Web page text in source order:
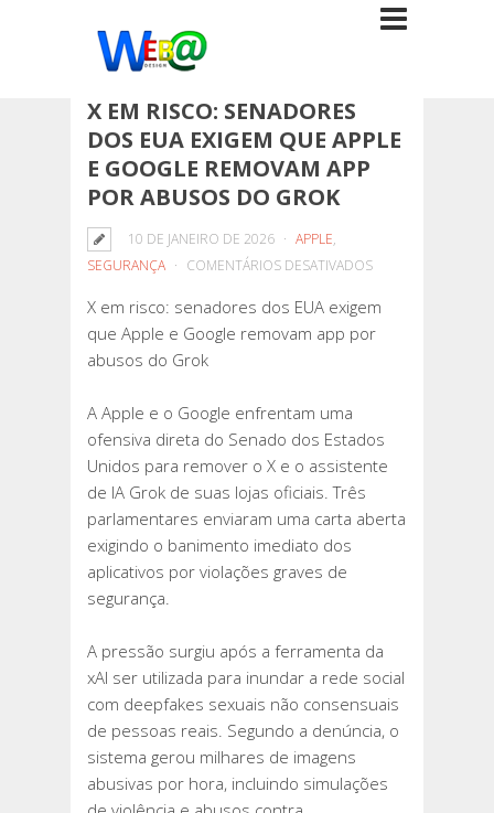
X EM RISCO: SENADORES
DOS EUA EXIGEM QUE APPLE
E GOOGLE REMOVAM APP
POR ABUSOS DO GROK
10 DE JANEIRO DE 2026 APPLE,
SEGURANÇA
COMENTÁRIOS DESATIVADOSEM
EM
EXIGEM
QUE
E
ABUSOS
DO
GROK
X em risco: senadores dos EUA exigem
que Apple e Google removam app por
abusos do Grok
A Apple e o Google enfrentam uma
ofensiva direta do Senado dos Estados
Unidos para remover o X e o assistente
de IA Grok de suas lojas oficiais. Três
parlamentares enviaram uma carta aberta
exigindo o banimento imediato dos
aplicativos por violações graves de
segurança.
A pressão surgiu após a ferramenta da
xAI ser utilizada para inundar a rede social
com deepfakes sexuais não consensuais
de pessoas reais. Segundo a denúncia, o
sistema gerou milhares de imagens
abusivas por hora, incluindo simulações